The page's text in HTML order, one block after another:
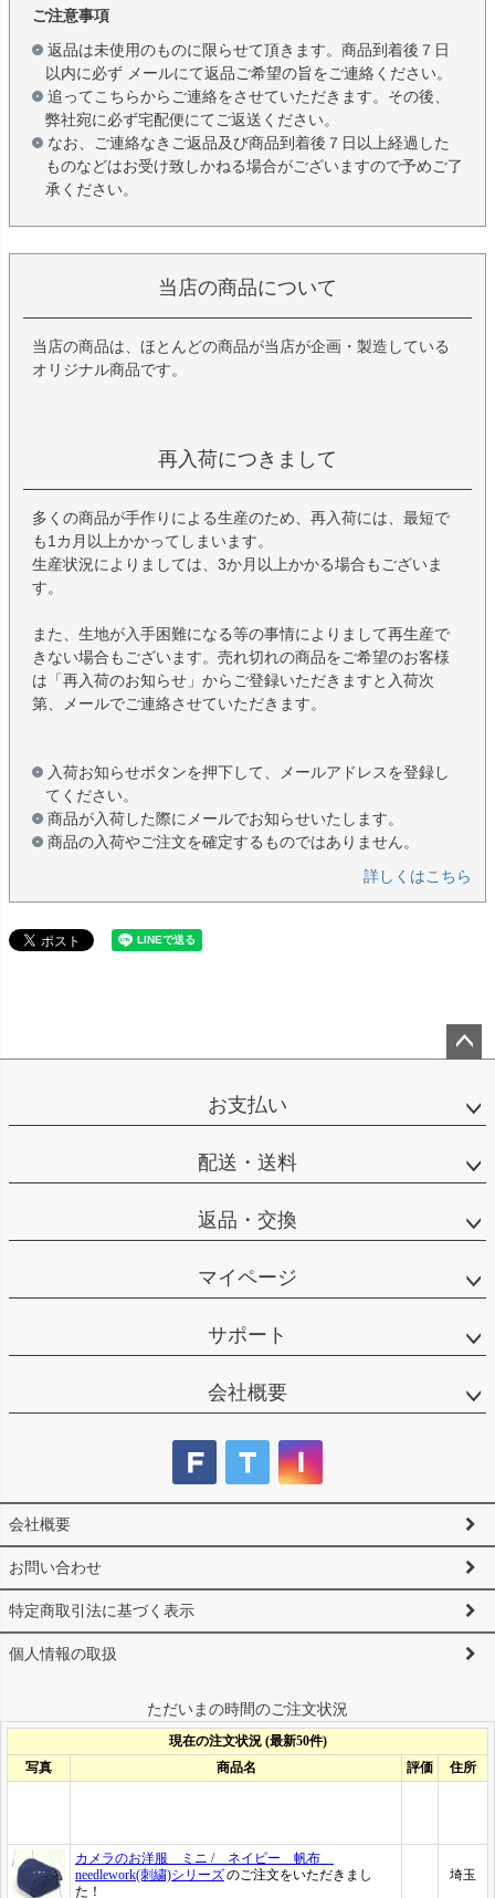
ご注意事項
返品は未使用のものに限らせて頂きます。商品到着後７日
以内に必ず メールにて返品ご希望の旨をご連絡ください。
追ってこちらからご連絡をさせていただきます。その後、
弊社宛に必ず宅配便にてご返送ください。
なお、ご連絡なきご返品及び商品到着後７日以上経過した
ものなどはお受け致しかねる場合がございますので予めご了
承ください。
当店の商品について
当店の商品は、ほとんどの商品が当店が企画・製造している
オリジナル商品です。
再入荷につきまして
多くの商品が手作りによる生産のため、再入荷には、最短で
も1カ月以上かかってしまいます。
生産状況によりましては、3か月以上かかる場合もございま
す。
また、生地が入手困難になる等の事情によりまして再生産で
きない場合もございます。売れ切れの商品をご希望のお客様
は「再入荷のお知らせ」からご登録いただきますと入荷次
第、メールでご連絡させていただきます。
入荷お知らせボタンを押下して、メールアドレスを登録し
てください。
商品が入荷した際にメールでお知らせいたします。
商品の入荷やご注文を確定するものではありません。
詳しくはこちら
ップ
お支払い
配送・送料
返品・交換
マイページ
サポート
会社概要
会社概要
お問い合わせ
特定商取引法に基づく表示
個人情報の取扱
ただいまの時間のご注文状況